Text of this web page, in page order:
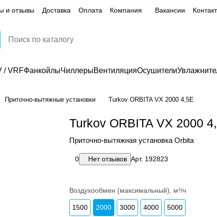
и отзывы Доставка Оплата Компания Вакансии
/ VRFФанкойлыЧиллерыВентиляцияОсушители
Приточно-вытяжные установки Turkov ORBITA VX 2000 4,5E
Turkov ORBITA VX 2000
Приточно-вытяжная установка Orbita
0 Нет отзывов Арт. 192823
Воздухообмен (максимальный), м³/ч
1500 2000 3000 4000 5000